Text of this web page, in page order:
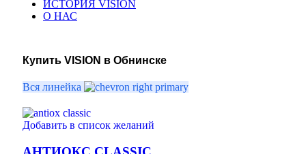
ИСТОРИЯ VISION
О НАС
Купить VISION в Обнинске
Вся линейка
Добавить в список желаний